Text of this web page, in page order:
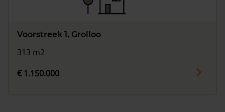
Voorstreek 1, Grolloo
313 m2
€ 1.150.000